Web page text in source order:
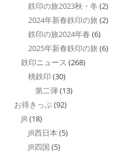
鉄印の旅2023秋・冬 (2)
2024年新春鉄印の旅 (2)
鉄印の旅2024年春 (6)
2025年新春鉄印の旅 (6)
鉄印ニュース (268)
桃鉄印 (30)
第二弾(13)
お得きっぷ(92)
JR(18)
JR西日本 (5)
JR四国 (5)